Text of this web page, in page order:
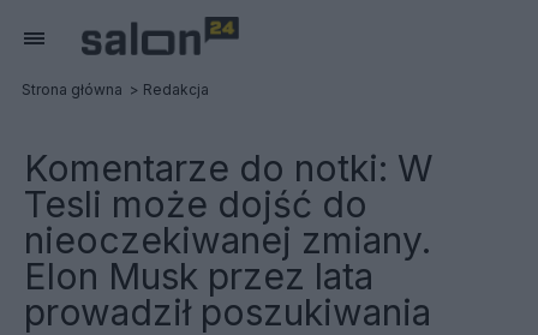
Strona główna Redakcja
Komentarze do notki: W
Tesli może dojść do
nieoczekiwanej zmiany.
Elon Musk przez lata
prowadził poszukiwania